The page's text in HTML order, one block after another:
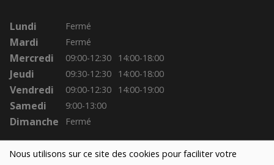
Nous utilisons sur ce site des cookies pour faciliter votre
Lundi Fermé
Mardi Fermé
Mercredi 09:00-12:30 14:00-18:00
Jeudi 09:30-12:30 14:00-18:00
Vendredi 09:00-12:30 14:00-19:00
Samedi 9:00-13:00
Dimanche Fermé